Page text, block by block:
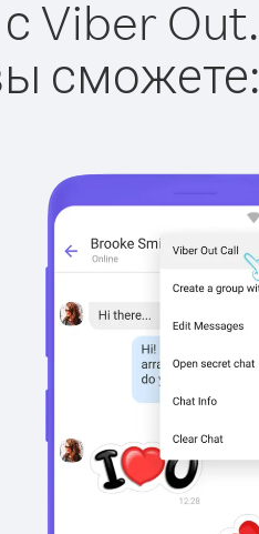
Viber Out.
сможете: